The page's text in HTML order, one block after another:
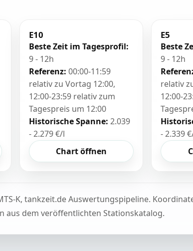
E10
Beste Zeit im Tagesprofil:
9 - 12h
Referenz: 00:00-11:59
relativ zu Vortag 12:00,
12:00-23:59 relativ zum
Tagespreis um 12:00
Historische Spanne: 2.039
- 2.279 €/l
Chart öffnen
E5
Beste
9 - 12h
relativ
12:00-
- 2.339
K, tankzeit.de Auswertungspipeline.
aus dem veröffentlichten Stationskatalog.